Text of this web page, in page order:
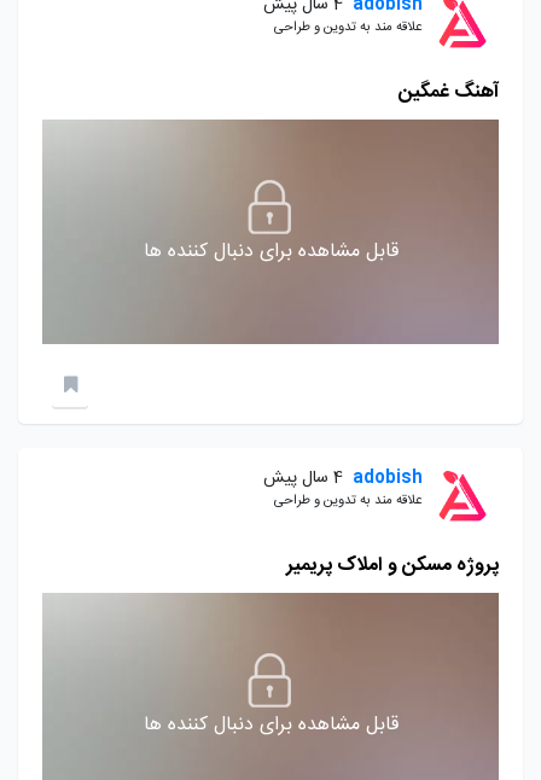
علاقه مند به تدوین و طراحی
آهنگ غمگین
قابل مشاهده برای دنبال کننده ها
adobish 4 سال پیش
علاقه مند به تدوین و طراحی
پروژه مسکن و املاک پریمیر
قابل مشاهده برای دنبال کننده ها